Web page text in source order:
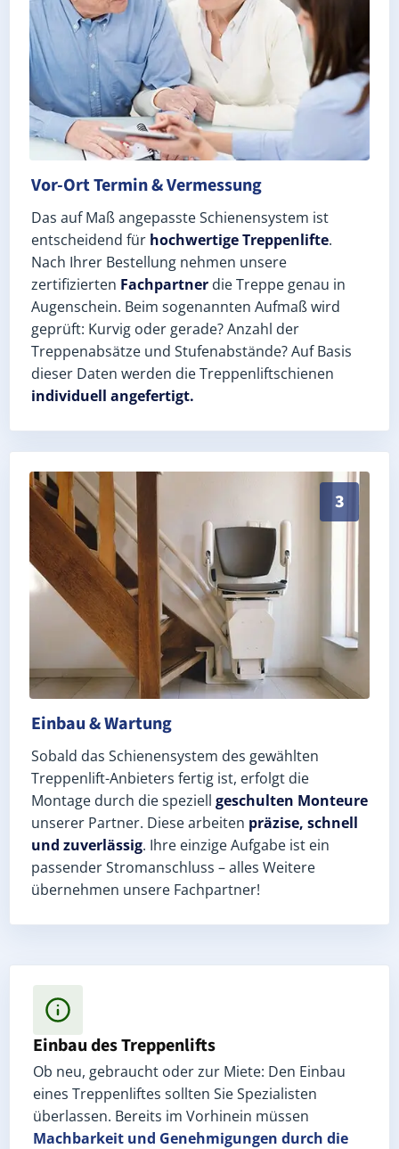
Vor-Ort Termin & Vermessung
Das auf Maß angepasste Schienensystem ist
entscheidend für hochwertige Treppenlifte.
Nach Ihrer Bestellung nehmen unsere
zertifizierten Fachpartner die Treppe genau in
Augenschein. Beim sogenannten Aufmaß wird
geprüft: Kurvig oder gerade? Anzahl der
Treppenabsätze und Stufenabstände? Auf Basis
dieser Daten werden die Treppenliftschienen
individuell angefertigt.
3
Schneller, sauberer Einbau durch zertifizierte
Einbau & Wartung
Sobald das Schienensystem des gewählten
Treppenlift-Anbieters fertig ist, erfolgt die
Montage durch die speziell geschulten Monteure
unserer Partner. Diese arbeiten präzise, schnell
und zuverlässig. Ihre einzige Aufgabe ist ein
passender Stromanschluss – alles Weitere
übernehmen unsere Fachpartner!
Einbau des Treppenlifts
Ob neu, gebraucht oder zur Miete: Den Einbau
eines Treppenliftes sollten Sie Spezialisten
überlassen. Bereits im Vorhinein müssen
Machbarkeit und Genehmigungen durch die